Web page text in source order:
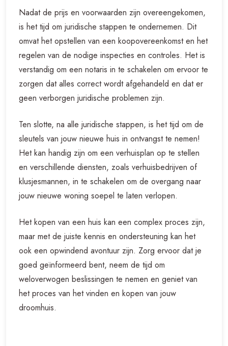
Nadat de prijs en voorwaarden zijn overeengekomen,
is het tijd om juridische stappen te ondernemen. Dit
omvat het opstellen van een koopovereenkomst en het
regelen van de nodige inspecties en controles. Het is
verstandig om een notaris in te schakelen om ervoor te
zorgen dat alles correct wordt afgehandeld en dat er
geen verborgen juridische problemen zijn.
Ten slotte, na alle juridische stappen, is het tijd om de
sleutels van jouw nieuwe huis in ontvangst te nemen!
Het kan handig zijn om een verhuisplan op te stellen
en verschillende diensten, zoals verhuisbedrijven of
klusjesmannen, in te schakelen om de overgang naar
jouw nieuwe woning soepel te laten verlopen.
Het kopen van een huis kan een complex proces zijn,
maar met de juiste kennis en ondersteuning kan het
ook een opwindend avontuur zijn. Zorg ervoor dat je
goed geïnformeerd bent, neem de tijd om
weloverwogen beslissingen te nemen en geniet van
het proces van het vinden en kopen van jouw
droomhuis.